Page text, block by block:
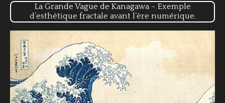
La Grande Vague de Kanagawa – Exemple
d’esthétique fractale avant l’ère numérique.